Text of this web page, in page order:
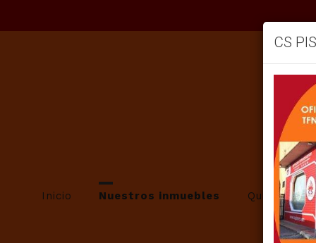
Inicio Nuestros inmuebles Quienes
CS